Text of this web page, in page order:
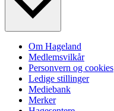
Om Hageland
Medlemsvilkår
Personvern og cookies
Ledige stillinger
Mediebank
Merker